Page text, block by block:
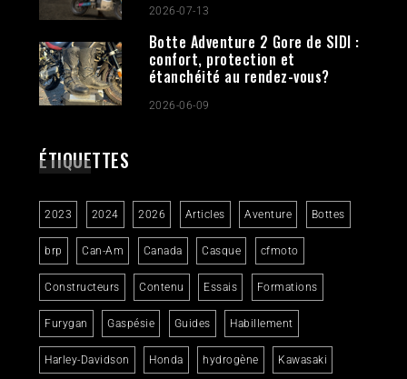
2026-07-13
Botte Adventure 2 Gore de SIDI :
confort, protection et
étanchéité au rendez-vous?
2026-06-09
ÉTIQUETTES
2023 2024 2026 Articles Aventure Bottes
brp Can-Am Canada Casque cfmoto
Constructeurs Contenu Essais Formations
Furygan Gaspésie Guides Habillement
Harley-Davidson Honda hydrogène Kawasaki